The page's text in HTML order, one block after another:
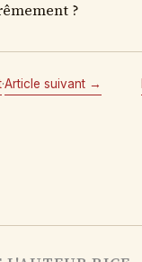
?
·Article suivant →